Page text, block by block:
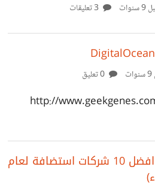
http://
افضل استضافة : افضل 10 شركات استضافة لعام